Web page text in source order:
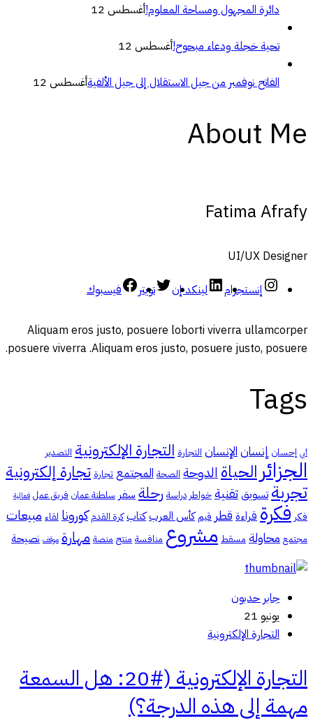
دائرة المجهول ومساحة المعلوم!أغسطس 12
تحية خجلة ودعاء مبحوح!أغسطس 12
الفاتح نوفمبر من جيل الاستقلال إلى جيل الألفيةأغسطس 12
About Me
Fatima Afrafy
UI/UX Designer
إنستجرام
لينكد إن تويتر فيسبوك
Aliquam eros justo, posuere loborti viverra ullamcorper
posuere viverra .Aliquam eros justo, posuere justo, posuere.
Tags
أبي إحسان إنسانالإنسان التجارة التجارة الإلكترونية التصدير
الجزائر الحياةالدوحة الصحة المجتمع تجارة تجارة إلكترونية
تجربة تسويقتقنية خواطر دراسة رحلة سفر سلطنة عمان فريق عمل فعالية
فكر فكرة قراءة قطر قيم كأس العرب كتاب كرة القدم كورونا لقاء مبيعات
مجتمع محاولة مسقط مشروع منافسة منتج منصة مهارة موقف نصيحة
جابر حدبون
يونيو 21
التجارة الإلكترونية
التجارة الإلكترونية (#20: هل السمعة
مهمة إلى هذه الدرجة؟)